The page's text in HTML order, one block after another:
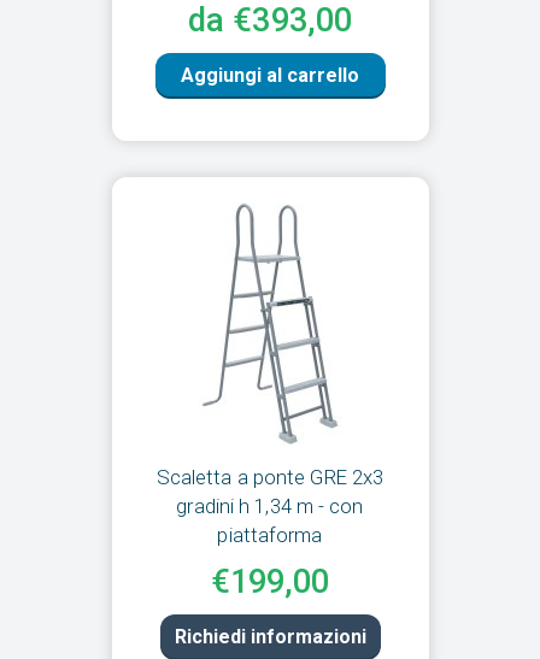
da €393,00
Aggiungi al carrello
Scaletta a ponte GRE 2x3
gradini h 1,34 m - con
piattaforma
€199,00
Richiedi informazioni